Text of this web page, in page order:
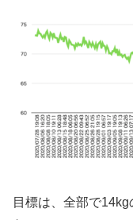
目標は、全部で